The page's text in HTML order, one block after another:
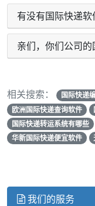
有没有国际快递软
亲们，你们公司的
相关搜索： 国际快递
欧洲国际快递查询软件
国际快递转运系统有哪些
华新国际快递便宜软件
我们的服务